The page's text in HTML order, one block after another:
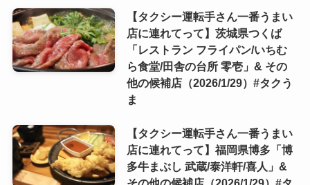
【タクシー運転手さん一番うまい
店に連れてって】茨城県つくば
「レストラン フライパン/いちむ
ら食堂/田舎の台所 零壱」& その
他の候補店（2026/1/29）#タクう
ま
【タクシー運転手さん一番うまい
店に連れてって】福岡県博多「博
多牛まぶし 武蔵/泰洋軒/喜人」&